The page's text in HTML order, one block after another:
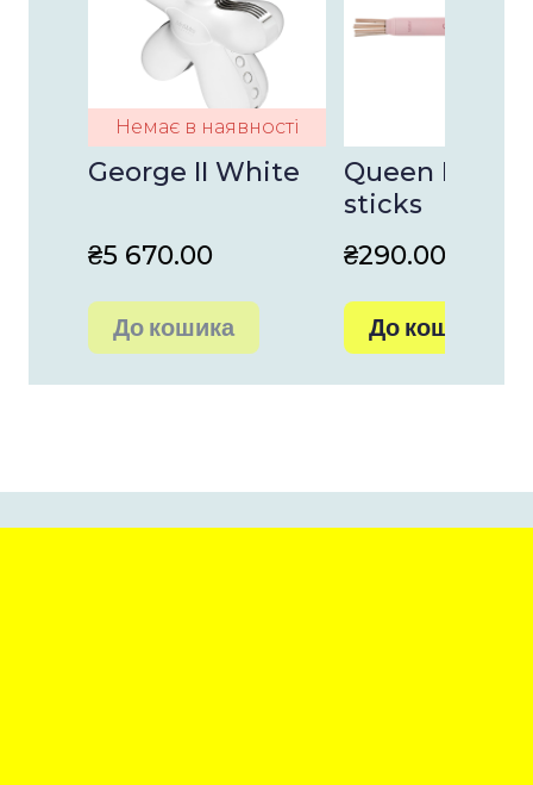
Немає в наявності
George II White
₴5 670.00
До кошика
Queen Rattan
sticks
₴290.00
До кошика